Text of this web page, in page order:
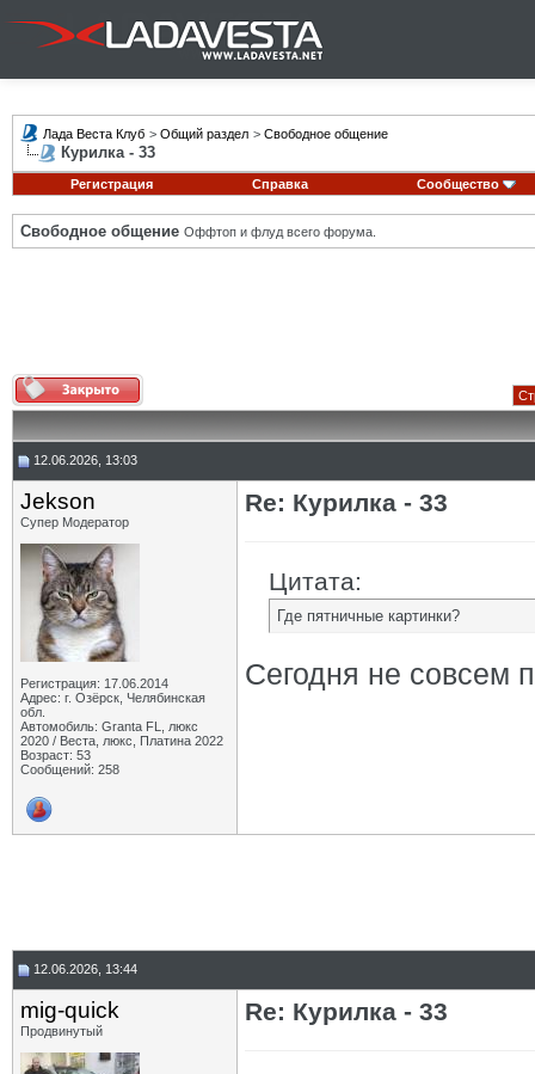
Лада Веста Клуб > Общий раздел > Свободное общение
Курилка - 33
Регистрация Справка Сообщество
Свободное общение Оффтоп и флуд всего форума.
12.06.2026, 13:03
Jekson
Супер Модератор
Регистрация: 17.06.2014
Адрес: г. Озёрск, Челябинская
обл.
Автомобиль: Granta FL, люкс
2020 / Веста, люкс, Платина 2022
Возраст: 53
Сообщений: 258
Re: Курилка - 33
Цитата:
Где пятничные картинки?
Сегодня не совсем
12.06.2026, 13:44
mig-quick
Продвинутый
Re: Курилка - 33